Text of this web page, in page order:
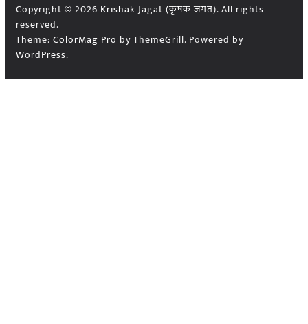
Copyright © 2026 Krishak Jagat (कृषक जगत). All rights
reserved.
Theme: ColorMag Pro by ThemeGrill. Powered by
WordPress.